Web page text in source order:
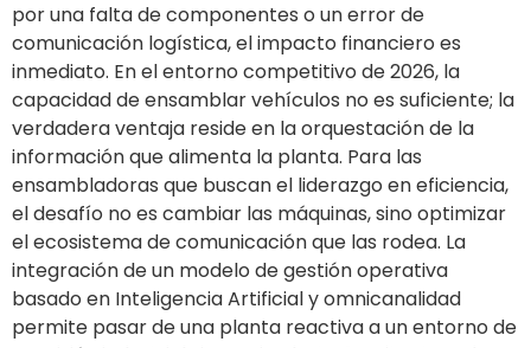
por una falta de componentes o un error de
comunicación logística, el impacto financiero es
inmediato. En el entorno competitivo de 2026, la
capacidad de ensamblar vehículos no es suficiente; la
verdadera ventaja reside en la orquestación de la
información que alimenta la planta. Para las
ensambladoras que buscan el liderazgo en eficiencia,
el desafío no es cambiar las máquinas, sino optimizar
el ecosistema de comunicación que las rodea. La
integración de un modelo de gestión operativa
basado en Inteligencia Artificial y omnicanalidad
permite pasar de una planta reactiva a un entorno de